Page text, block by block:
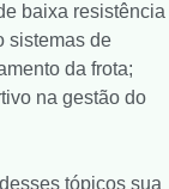
baixa resistência
sistemas de
da frota;
na gestão do
tópicos sua